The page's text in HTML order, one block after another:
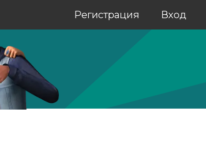
Регистрация Вход